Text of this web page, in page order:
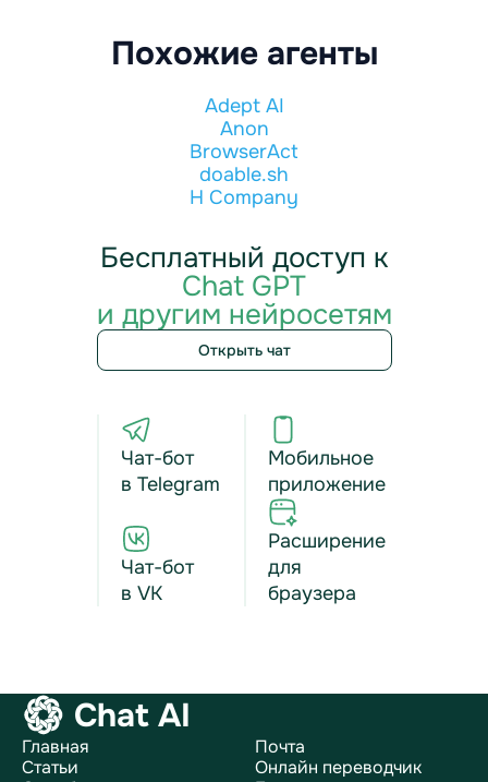
Похожие агенты
Adept AI
Anon
BrowserAct
doable.sh
H Company
Бесплатный доступ к
Chat GPT
и другим нейросетям
Открыть чат
Чат-бот
в Telegram
Чат-бот
в VK
Мобильное
приложение
Расширение
для
браузера
Chat AI
Главная
Статьи
Почта
Онлайн переводчик